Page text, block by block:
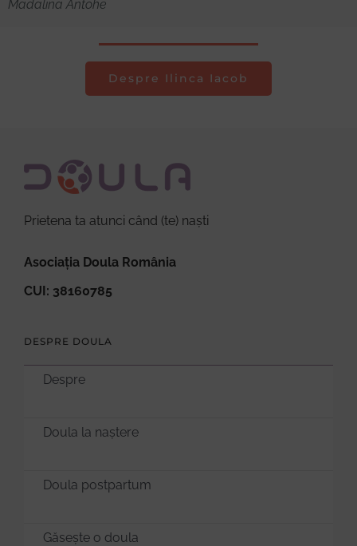
Madalina Antohe
Despre Ilinca Iacob
Prietena ta atunci când (te) naști
Asociația Doula România
CUI: 38160785
DESPRE DOULA
Despre
Doula la naștere
Doula postpartum
Găsește o doula